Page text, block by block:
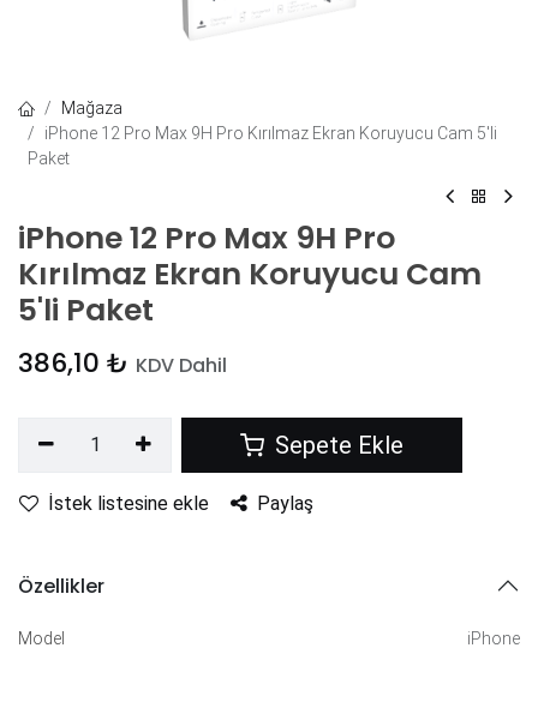
Mağaza
iPhone 12 Pro Max 9H Pro Kırılmaz Ekran Koruyucu Cam 5'li
Paket
iPhone 12 Pro Max 9H Pro
Kırılmaz Ekran Koruyucu Cam
5'li Paket
386,10 ₺ KDV Dahil
Sepete Ekle
İstek listesine ekle Paylaş
Özellikler
Model iPhone